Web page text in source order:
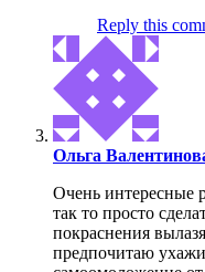
Reply this
Ольга
Очень интересные
так то просто
покраснения
предпочитаю